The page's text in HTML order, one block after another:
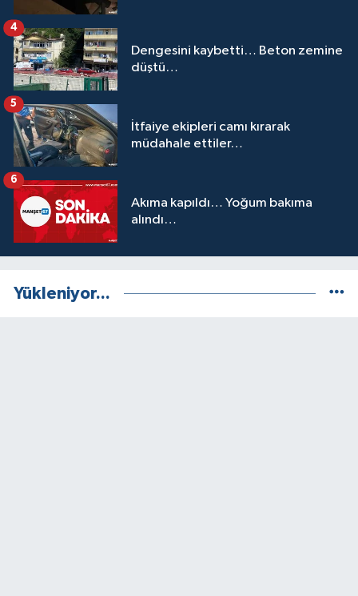
Dengesini kaybetti… Beton zemine
düştü…
4
İtfaiye ekipleri camı kırarak
müdahale ettiler…
5
Akıma kapıldı… Yoğum bakıma
alındı…
6
Yükleniyor...